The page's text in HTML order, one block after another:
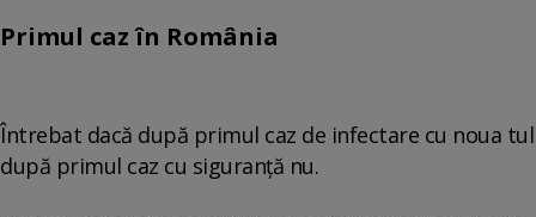
Primul caz în România
Întrebat dacă după primul caz de infectare cu noua
după primul caz cu siguranţă nu.